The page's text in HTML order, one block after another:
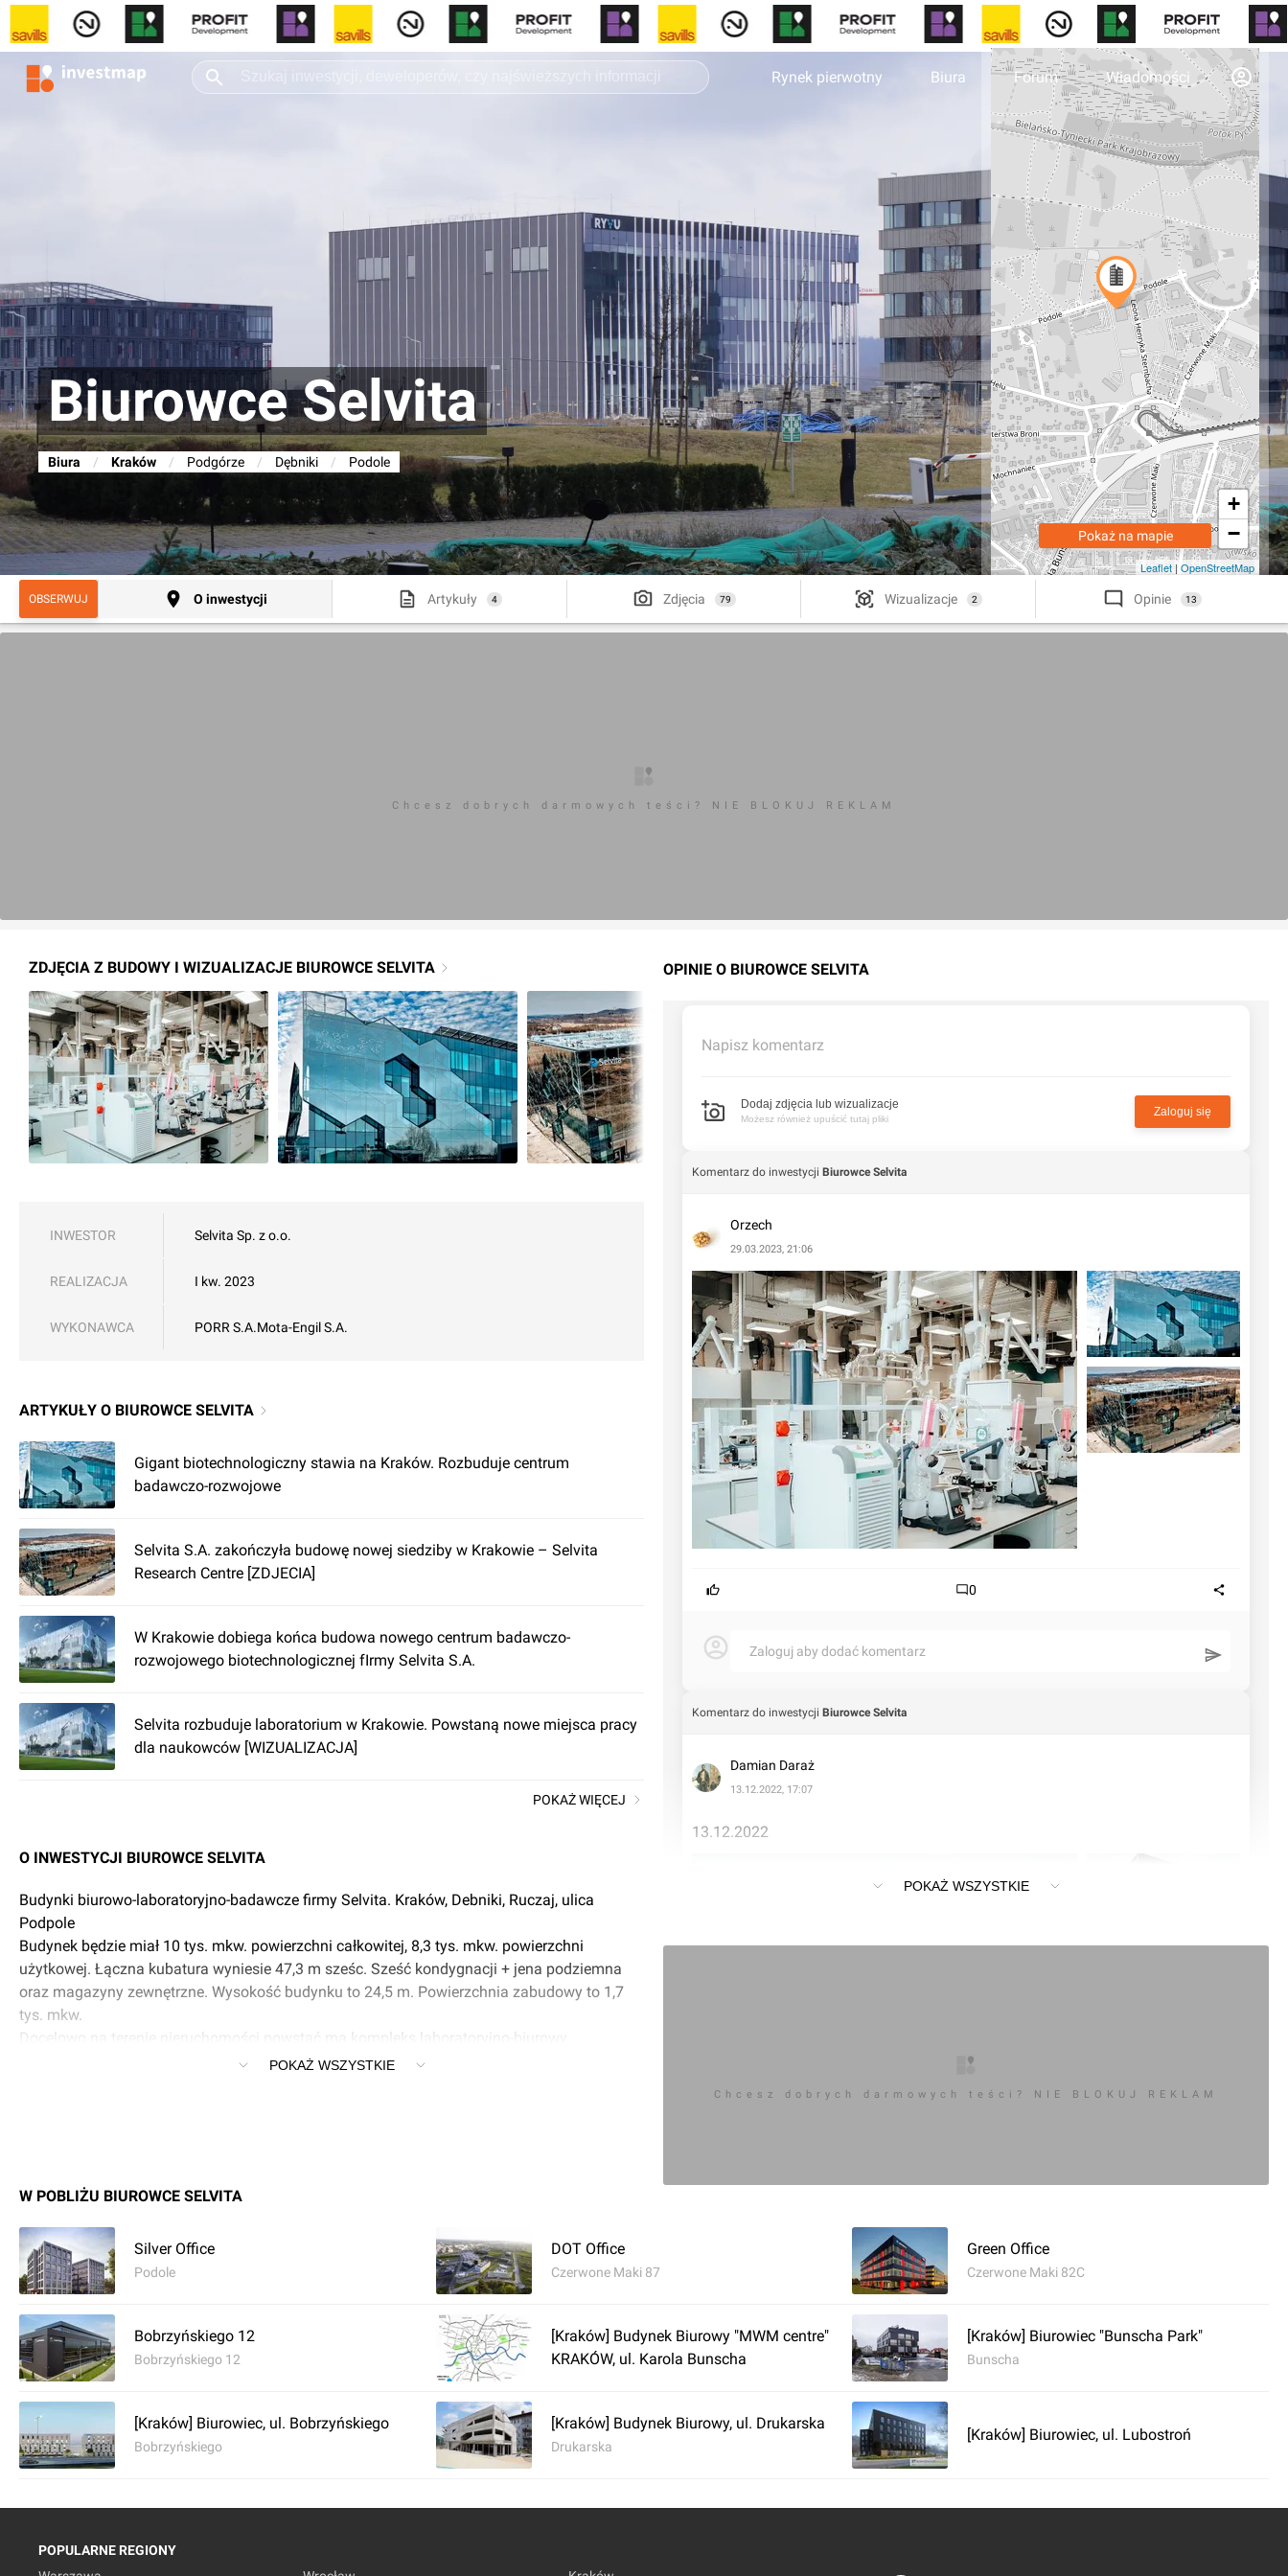
Rynek pierwotny Biura Forum Wiadomości
Biurowce Selvita
Biura / Kraków / Podgórze / Dębniki / Podole
+
−
Leaflet |OpenStreetMap
Pokaż na mapie
OBSERWUJ O inwestycji Artykuły 4 Zdjęcia 79 Wizualizacje 2 Opinie 13
Chcesz dobrych darmowych teści? NIE BLOKUJ REKLAM
ZDJĘCIA Z BUDOWY I WIZUALIZACJE BIUROWCE SELVITA
INWESTOR Selvita Sp. z o.o.
REALIZACJA I kw. 2023
WYKONAWCA PORR S.A.Mota-Engil S.A.
ARTYKUŁY O BIUROWCE SELVITA
Gigant biotechnologiczny stawia na Kraków. Rozbuduje centrum
badawczo-rozwojowe
Selvita S.A. zakończyła budowę nowej siedziby w Krakowie – Selvita
Research Centre [ZDJECIA]
W Krakowie dobiega końca budowa nowego centrum badawczo-
rozwojowego biotechnologicznej fIrmy Selvita S.A.
Selvita rozbuduje laboratorium w Krakowie. Powstaną nowe miejsca pracy
dla naukowców [WIZUALIZACJA]
POKAŻ WIĘCEJ
O INWESTYCJI BIUROWCE SELVITA
Budynki biurowo-laboratoryjno-badawcze firmy Selvita. Kraków, Debniki, Ruczaj, ulica
Podpole
Budynek będzie miał 10 tys. mkw. powierzchni całkowitej, 8,3 tys. mkw. powierzchni
użytkowej. Łączna kubatura wyniesie 47,3 m sześc. Sześć kondygnacji + jena podziemna
oraz magazyny zewnętrzne. Wysokość budynku to 24,5 m. Powierzchnia zabudowy to 1,7
tys. mkw.
Docelowo na terenie nieruchomości powstać ma kompleks laboratoryjno-biurowy
składający się z trzech budynków, które umożliwią zatrudnienie około tysiąca osób.
POKAŻ WSZYSTKIE
OPINIE O BIUROWCE SELVITA
Napisz komentarz
Dodaj zdjęcia lub wizualizacje
Możesz również upuścić tutaj pliki
Zaloguj się
Komentarz do inwestycji Biurowce Selvita
Orzech
29.03.2023, 21:06
0
Zaloguj aby dodać komentarz
Komentarz do inwestycji Biurowce Selvita
Damian Daraż
13.12.2022, 17:07
13.12.2022
+11
Zaloguj aby dodać komentarz
Biurowce Selvita
26.02.2022
POKAŻ WSZYSTKIE
Chcesz dobrych darmowych teści? NIE BLOKUJ REKLAM
W POBLIŻU BIUROWCE SELVITA
Silver Office
Podole
DOT Office
Czerwone Maki 87
Green Office
Czerwone Maki 82C
Bobrzyńskiego 12
Bobrzyńskiego 12
[Kraków] Budynek Biurowy "MWM centre"
KRAKÓW, ul. Karola Bunscha
[Kraków] Biurowiec "Bunscha Park"
Bunscha
[Kraków] Biurowiec, ul. Bobrzyńskiego
Bobrzyńskiego
[Kraków] Budynek Biurowy, ul. Drukarska
Drukarska
[Kraków] Biurowiec, ul. Lubostroń
POPULARNE REGIONY